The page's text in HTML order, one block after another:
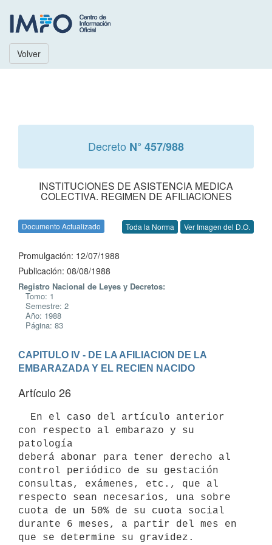
Volver
Decreto N° 457/988
INSTITUCIONES DE ASISTENCIA MEDICA
COLECTIVA. REGIMEN DE AFILIACIONES
Documento Actualizado Toda la Norma Ver Imagen del D.O.
Promulgación: 12/07/1988
Publicación: 08/08/1988
Registro Nacional de Leyes y Decretos:
Tomo: 1
Semestre: 2
Año: 1988
Página: 83
CAPITULO IV - DE LA AFILIACION DE LA
EMBARAZADA Y EL RECIEN NACIDO
Artículo 26
con respecto al embarazo y su
patología
deberá abonar para tener derecho al
control periódico de su gestación
consultas, exámenes, etc., que al
respecto sean necesarios, una sobre
cuota de un 50% de su cuota social
durante 6 meses, a partir del mes en